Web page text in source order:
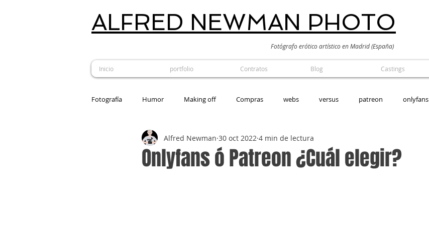
ALFRED NEWMAN PHOTO
Fotógrafo erótico artístico en Madrid (España)
Inicio portfolio Contratos Blog Castings
Fotografía Humor Making off Compras webs versus patreon onlyfans
Estudio fotográfico Revelado analógico
Onlyfans ó Patreon ¿Cuál elegir?
Alfred Newman 30 oct 2022 4 min de lectura